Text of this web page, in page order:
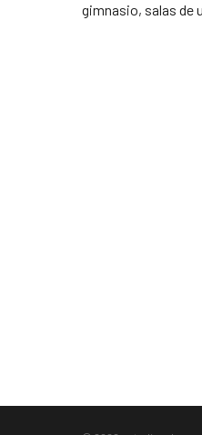
gimnasio, salas de